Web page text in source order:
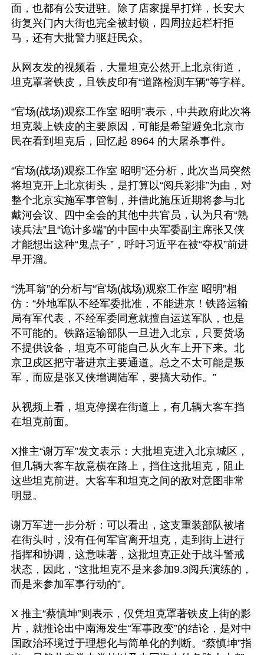
面，也都有公安进驻。除了店家提早打烊，长安大
街复兴门内大街也完全被封锁，四周拉起栏杆拒
马，还有大批警力驱赶民众。
从网友发的视频看，大量坦克公然开上北京街道，
坦克罩著铁皮，且铁皮印有“道路检测车辆”等字样。
“官场(战场)观察工作室 昭明”表示，中共政府此次将
坦克装上铁皮的主要原因，可能是希望避免北京市
民在看到坦克后，回忆起 8964 的大屠杀事件。
“官场(战场)观察工作室 昭明”还分析，此次当局突然
将坦克开上北京街头，是打算以“阅兵彩排”为由，对
整个北京实施军事管制，并借此施压近期将参与北
戴河会议、四中全会的其他中共官员，认为只有“熟
读兵法”且“诡计多端”的中国中央军委副主席张又侠
才能想出这种“鬼点子”，呼吁习近平在被“夺权”前进
早开溜。
“洗耳翁”的分析与“官场(战场)观察工作室 昭明”相
仿：“外地军队不经军委批准，不能进京！铁路运输
局有军代表，不经军委同意就擅自运送军队，也是
不可能的。铁路运输部队一旦进入北京，只要货场
不提供设备，坦克不可能自己从火车上开下来。北
京卫戍区把守著进京主要通道。总之不太可能是叛
军，而应是张又侠增调陆军，要搞大动作。”
从视频上看，坦克停摆在街道上，有几辆大客车挡
在坦克前面。
X推主“谢万军”发文表示：大批坦克进入北京城区，
但几辆大客车故意横在路上，挡住这批坦克，阻止
这些坦克前进。大客车和坦克之间的敌对意图非常
明显。
谢万军进一步分析：可以看出，这支重装部队被堵
在街头时，没有任何军官离开坦克，走到街上进行
指挥和协调，这意味著，这批坦克正处于战斗警戒
状态，因此，“这批坦克不是来参加9.3阅兵演练的，
而是来参加军事行动的”。
X 推主“蔡慎坤”则表示，仅凭坦克罩著铁皮上街的影
片，就推论出中南海发生“军事政变”的结论，是对中
国政治环境过于理想化与简单化的判断。“蔡慎坤”指